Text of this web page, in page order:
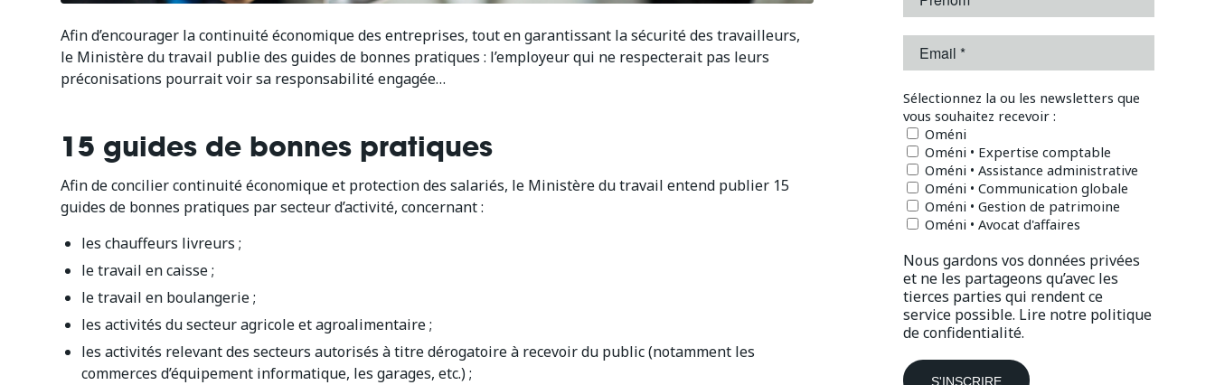
Afin d’encourager la continuité économique des entreprises, tout en garantissant la sécurité des travailleurs,
le Ministère du travail publie des guides de bonnes pratiques : l’employeur qui ne respecterait pas leurs
préconisations pourrait voir sa responsabilité engagée…
15 guides de bonnes pratiques
Afin de concilier continuité économique et protection des salariés, le Ministère du travail entend publier 15
guides de bonnes pratiques par secteur d’activité, concernant :
les chauffeurs livreurs ;
le travail en caisse ;
le travail en boulangerie ;
les activités du secteur agricole et agroalimentaire ;
les activités relevant des secteurs autorisés à titre dérogatoire à recevoir du public (notamment les
commerces d’équipement informatique, les garages, etc.) ;
Sélectionnez la ou les newsletters que
vous souhaitez recevoir :
Oméni
Oméni • Expertise comptable
Oméni • Assistance administrative
Oméni • Communication globale
Oméni • Gestion de patrimoine
Oméni • Avocat d'affaires
Nous gardons vos données privées
et ne les partageons qu’avec les
tierces parties qui rendent ce
service possible. Lire notre politique
de confidentialité.